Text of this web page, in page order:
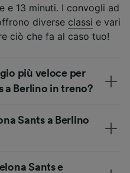
e 13 minuti. I convogli ad
diverse classi e vari
ciò che fa al caso tuo!
più veloce per
a Berlino in treno?
Sants a Berlino
Sants e